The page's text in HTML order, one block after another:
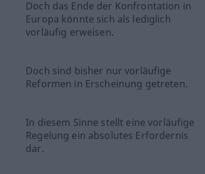
Doch das Ende der Konfrontation in
Europa könnte sich als lediglich
vorläufig erweisen.
Doch sind bisher nur vorläufige
Reformen in Erscheinung getreten.
In diesem Sinne stellt eine vorläufige
Regelung ein absolutes Erfordernis
dar.